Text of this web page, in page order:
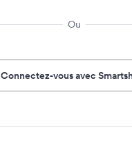
Ou
Connectez-vous avec